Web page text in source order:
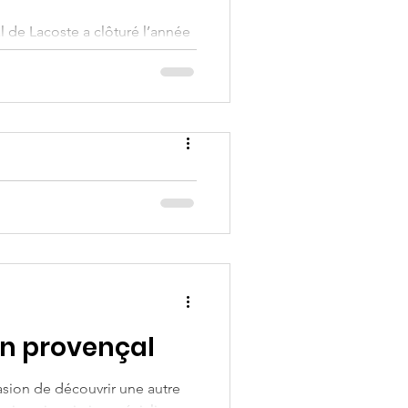
de Lacoste a clôturé l’année
moments
Correspondance Sade
provençal
de découvrir une autre